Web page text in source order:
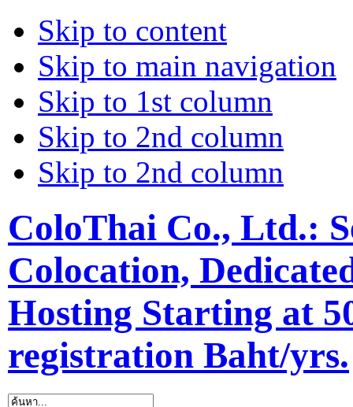
Skip to content
Skip to main navigation
Skip to 1st column
Skip to 2nd column
Skip to 2nd column
ColoThai Co., Ltd.:
Colocation,
Hosting Starting at
registration Baht/yrs.